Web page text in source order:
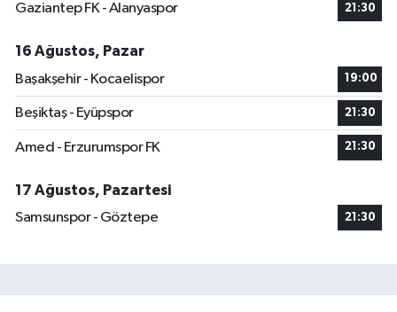
Gaziantep FK - Alanyaspor 21:30
16 Ağustos, Pazar
Başakşehir - Kocaelispor
19:00
Beşiktaş - Eyüpspor 21:30
Amed - Erzurumspor FK 21:30
17 Ağustos, Pazartesi
Samsunspor - Göztepe
21:30